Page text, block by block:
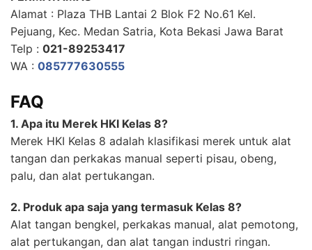
Alamat : Plaza THB Lantai 2 Blok F2 No.61 Kel.
Pejuang, Kec. Medan Satria, Kota Bekasi Jawa Barat
Telp : 021-89253417
WA : 085777630555
FAQ
1. Apa itu Merek HKI Kelas 8?
Merek HKI Kelas 8 adalah klasifikasi merek untuk alat
tangan dan perkakas manual seperti pisau, obeng,
palu, dan alat pertukangan.
2. Produk apa saja yang termasuk Kelas 8?
Alat tangan bengkel, perkakas manual, alat pemotong,
alat pertukangan, dan alat tangan industri ringan.